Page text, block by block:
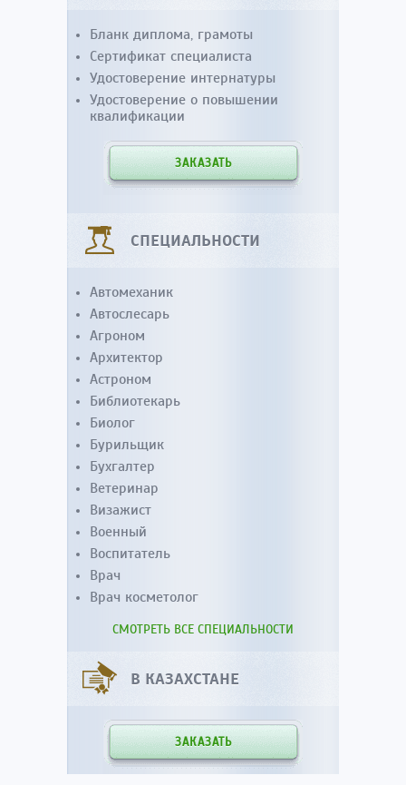
Бланк диплома, грамоты
Сертификат специалиста
Удостоверение интернатуры
Удостоверение о повышении
квалификации
ЗАКАЗАТЬ
СПЕЦИАЛЬНОСТИ
Автомеханик
Автослесарь
Агроном
Архитектор
Астроном
Библиотекарь
Биолог
Бурильщик
Бухгалтер
Ветеринар
Визажист
Военный
Воспитатель
Врач
Врач косметолог
СМОТРЕТЬ ВСЕ СПЕЦИАЛЬНОСТИ
В КАЗАХСТАНЕ
ЗАКАЗАТЬ